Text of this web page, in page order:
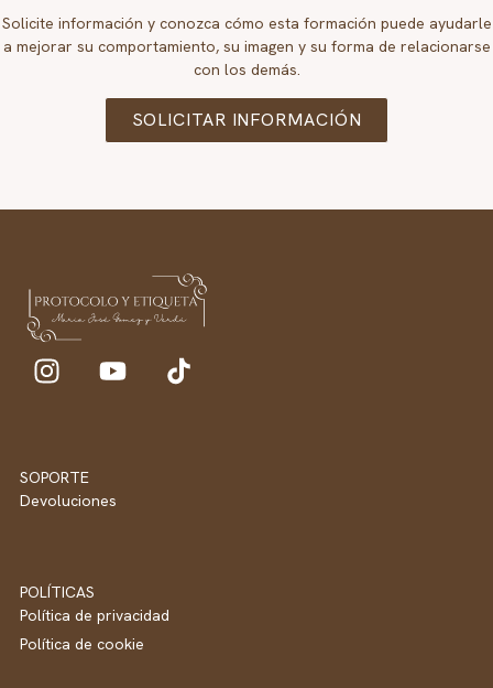
Solicite información y conozca cómo esta formación puede ayudarle
a mejorar su comportamiento, su imagen y su forma de relacionarse
con los demás.
SOLICITAR INFORMACIÓN
SOPORTE
Devoluciones
POLÍTICAS
Política de privacidad
Política de cookie